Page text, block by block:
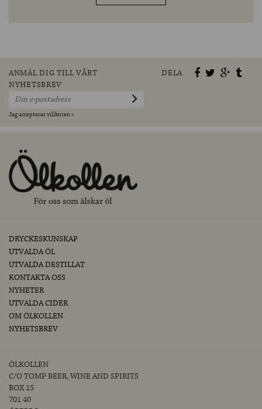
ANMÄL DIG TILL VÅRT
NYHETSBREV
Jag accepterar villkoren »
DELA
DRYCKESKUNSKAP
UTVALDA ÖL
UTVALDA DESTILLAT
KONTAKTA OSS
NYHETER
UTVALDA CIDER
OM ÖLKOLLEN
NYHETSBREV
ÖLKOLLEN
C/O TOMP BEER, WINE AND SPIRITS
BOX 15
701 40